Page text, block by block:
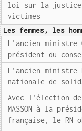
loi sur la justice
victimes
Les femmes, les
L'ancien ministre
président du
L'ancien ministre
nationale de
Avec l'élection de
MASSON à la
française, le RN